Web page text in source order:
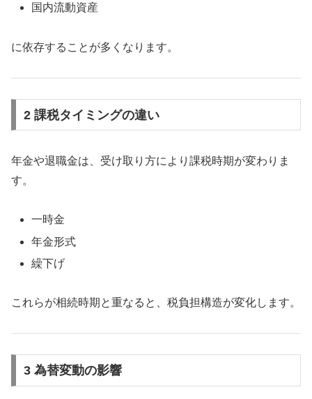
国内流動資産
に依存することが多くなります。
2 課税タイミングの違い
年金や退職金は、受け取り方により課税時期が変わりま
す。
一時金
年金形式
繰下げ
これらが相続時期と重なると、税負担構造が変化します。
3 為替変動の影響